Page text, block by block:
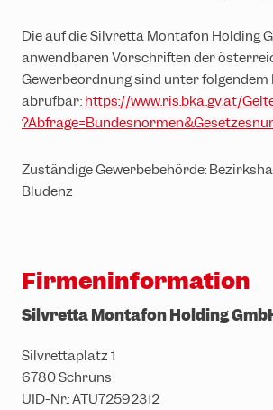
Die auf die Silvretta Montafon Holding
anwendbaren Vorschriften der
Gewerbeordnung sind unter folgendem
abrufbar: https://www.ris.bka.gv.at/
Zuständige Gewerbebehörde:
Bludenz
Firmeninformation
Silvretta Montafon Holding
Silvrettaplatz 1
6780 Schruns
UID-Nr.: ATU72592312